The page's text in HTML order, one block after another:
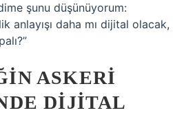
şunu düşünüyorum:
anlayışı daha mı dijital olacak,
ASKERI
DIJITAL